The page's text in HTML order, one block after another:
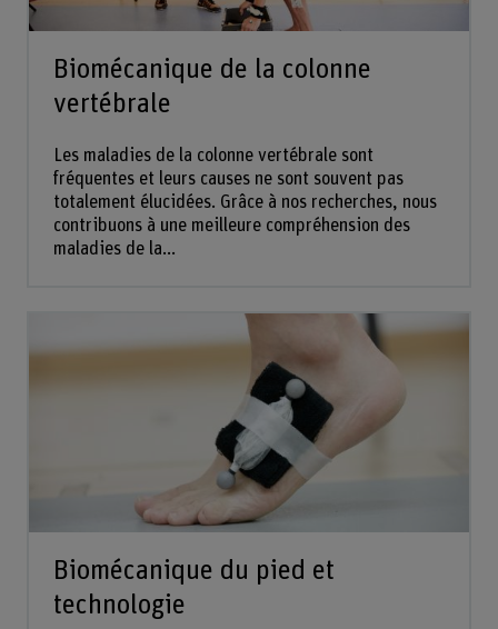
Biomécanique de la colonne
vertébrale
Les maladies de la colonne vertébrale sont
fréquentes et leurs causes ne sont souvent pas
totalement élucidées. Grâce à nos recherches, nous
contribuons à une meilleure compréhension des
maladies de la...
Biomécanique du pied et
technologie